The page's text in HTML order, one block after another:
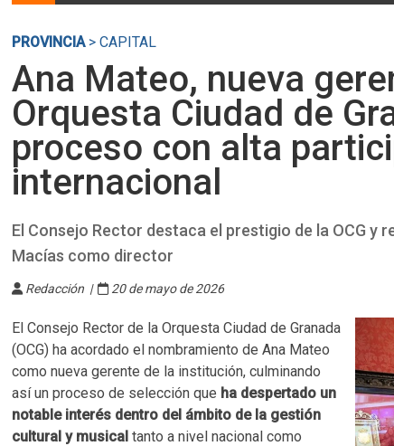
PROVINCIA> CAPITAL
Ana Mateo, nueva
Orquesta Ciudad de
proceso con alta
internacional
El Consejo Rector destaca el prestigio de la OCG
Macías como director
Redacción | 20 de mayo de 2026
El Consejo Rector de la Orquesta Ciudad de Granada
(OCG) ha acordado el nombramiento de Ana Mateo
como nueva gerente de la institución, culminando
así un proceso de selección que ha despertado un
notable interés dentro del ámbito de la gestión
cultural y musical tanto a nivel nacional como